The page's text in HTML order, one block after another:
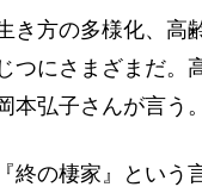
き方の多様化、高
つにさまざまだ。
本弘子さんが言う。
『終の棲家』とい